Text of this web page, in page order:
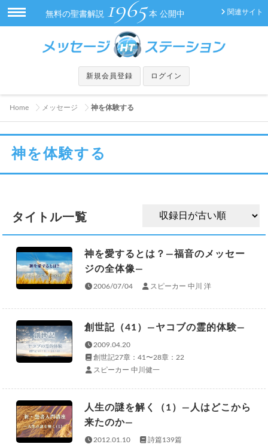
関連サイト
無料の聖書解説 1965 本 公開中
新規会員登録 ログイン
Home メッセージ 神を体験する
神を体験する
タイトル一覧
神を愛するとは？—福音のメッセー
ジの全体像—
2006/07/04 スピーカー 中川 洋
創世記（41）—ヤコブの霊的体験—
2009.04.20
創世記27章：41〜28章：22
スピーカー 中川健一
人生の謎を解く（1）—人はどこから
来たのか—
2012.01.10
詩篇139篇